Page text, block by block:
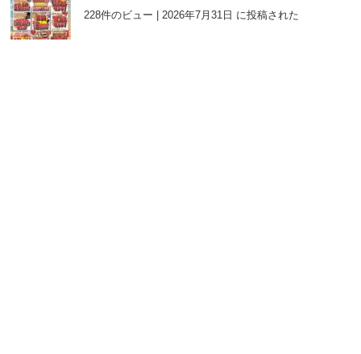
228件のビュー |2026年7月31日 に投稿された